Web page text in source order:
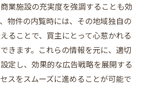
知っておくべき法律知識
の基礎知識とポイント
成時の注意点
心理を理解する方法
その実践的な適用
業施設の充実度を強調することも効
物件の内覧時には、その地域独自の
ることで、買主にとって心惹かれる
きます。これらの情報を元に、適切
定し、効果的な広告戦略を展開する
スをスムーズに進めることが可能で